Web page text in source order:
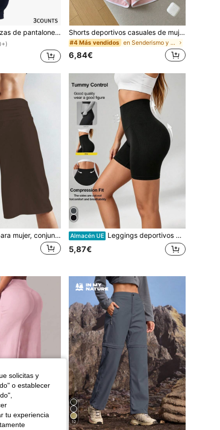
costuras, elásticos, ajustados, de cintura alta, anti-transparencia, control de abdomen, adecuados para fitness, correr, yoga, deportes y uso casual., Athleisure Shorts deportivos casuales de mujer verano 2026, negros con ribete blanco, cintura elástica con cordón, cómodos, frescos y transpirables, para exterior, playa y fitness, pantalones cortos holgados, regalo para novia, pareja, madre, mejor regalo de vacaciones
#4 Más vendidos en Senderismo y actividades al aire libre Pantalon
6,84€
Ropa deportiva para mujer, conjuntos de verano, pantalones de chándal, pantalones capri para mujer, pantalones capri casuales elásticos para mujer, ajuste holgado negro con diseño único de cintura plisada, athleisure Almacén UE Leggings deportivos para mujer con estiramiento en 4 direcciones, efecto levantador de glúteos, cintura alta y control de abdomen, pantalones de yoga y fitness, shorts de para correr, bóxers deportivos transpirables
5,87€
12
solicitas y
o establecer
tu experiencia